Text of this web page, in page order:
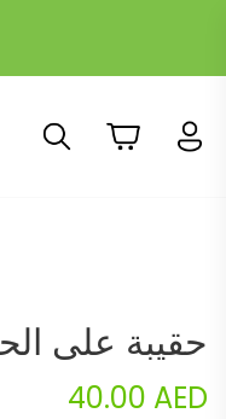
حقيبة على
40.00 AED